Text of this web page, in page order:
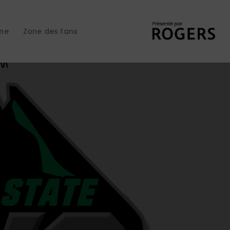
Zone des fans